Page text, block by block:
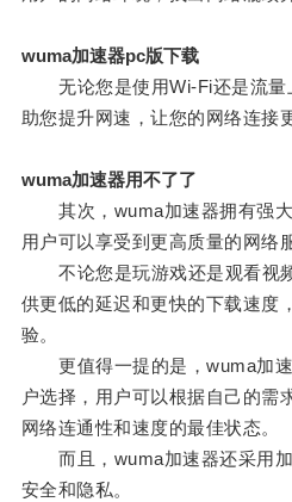
wuma加速器pc版下载
无论您是使用Wi-Fi还是流量
助您提升网速，让您的网络连接
wuma加速器用不了了
其次，wuma加速器拥有强大
用户可以享受到更高质量的网络
不论您是玩游戏还是观看视
供更低的延迟和更快的下载速度
验。
更值得一提的是，wuma加速
户选择，用户可以根据自己的需
网络连通性和速度的最佳状态。
而且，wuma加速器还采用加
安全和隐私。